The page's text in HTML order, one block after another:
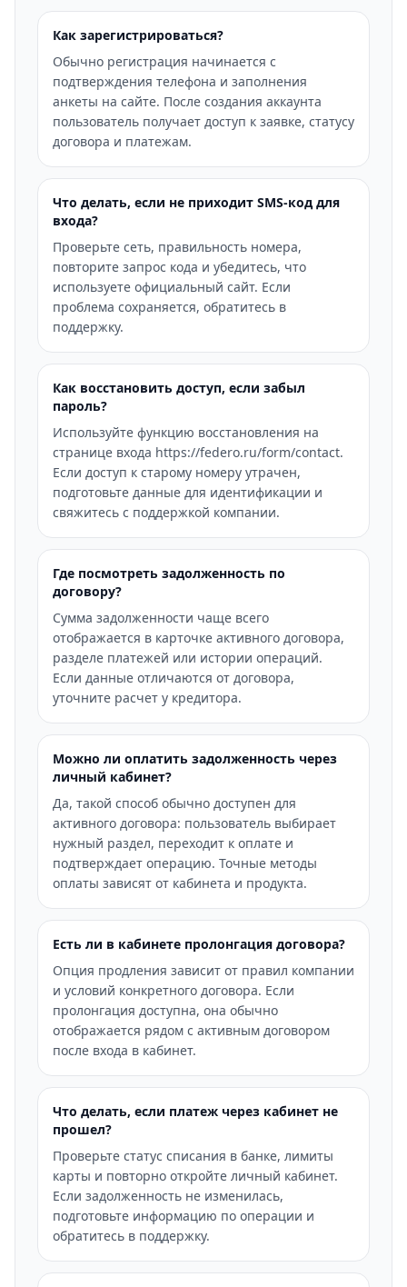
Как зарегистрироваться?
Обычно регистрация начинается с
подтверждения телефона и заполнения
анкеты на сайте. После создания аккаунта
пользователь получает доступ к заявке, статусу
договора и платежам.
Что делать, если не приходит SMS-код для
входа?
Проверьте сеть, правильность номера,
повторите запрос кода и убедитесь, что
используете официальный сайт. Если
проблема сохраняется, обратитесь в
поддержку.
Как восстановить доступ, если забыл
пароль?
Используйте функцию восстановления на
странице входа https://federo.ru/form/contact.
Если доступ к старому номеру утрачен,
подготовьте данные для идентификации и
свяжитесь с поддержкой компании.
Где посмотреть задолженность по
договору?
Сумма задолженности чаще всего
отображается в карточке активного договора,
разделе платежей или истории операций.
Если данные отличаются от договора,
уточните расчет у кредитора.
Можно ли оплатить задолженность через
личный кабинет?
Да, такой способ обычно доступен для
активного договора: пользователь выбирает
нужный раздел, переходит к оплате и
подтверждает операцию. Точные методы
оплаты зависят от кабинета и продукта.
Есть ли в кабинете пролонгация договора?
Опция продления зависит от правил компании
и условий конкретного договора. Если
пролонгация доступна, она обычно
отображается рядом с активным договором
после входа в кабинет.
Что делать, если платеж через кабинет не
прошел?
Проверьте статус списания в банке, лимиты
карты и повторно откройте личный кабинет.
Если задолженность не изменилась,
подготовьте информацию по операции и
обратитесь в поддержку.